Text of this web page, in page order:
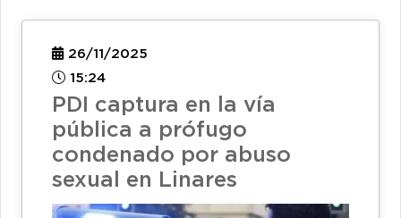
26/11/2025
15:24
PDI captura en la vía
pública a prófugo
condenado por abuso
sexual en Linares